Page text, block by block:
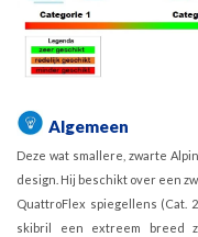
Algemeen
Deze wat smallere, zwarte
design. Hij beschikt over een
QuattroFlex spiegellens (Cat.
skibril een extreem breed